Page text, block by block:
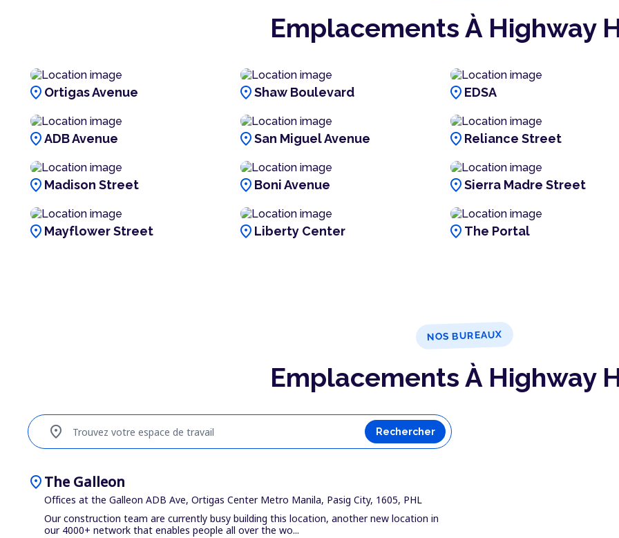
Emplacements À Highway
location_on Ortigas Avenue location_onShaw Boulevard location_on EDSA
location_onADB Avenue location_onSan Miguel Avenue location_on Reliance Street
location_on Madison Street location_on Boni Avenue location_onSierra Madre Street
location_on Mayflower Street location_on Liberty Center location_on The Portal
NOS BUREAUX
Emplacements À Highway
Trouvez votre espace de travail
location_on Rechercher
location_onThe Galleon
Offices at the Galleon ADB Ave, Ortigas Center Metro Manila, Pasig City, 1605, PHL
Our construction team are currently busy building this location, another new location in
our 4000+ network that enables people all over the wo...